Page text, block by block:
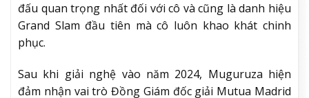
đấu quan trọng nhất đối với cô và cũng là danh hiệu
Grand Slam đầu tiên mà cô luôn khao khát chinh
phục.
Sau khi giải nghệ vào năm 2024, Muguruza hiện
đảm nhận vai trò Đồng Giám đốc giải Mutua Madrid